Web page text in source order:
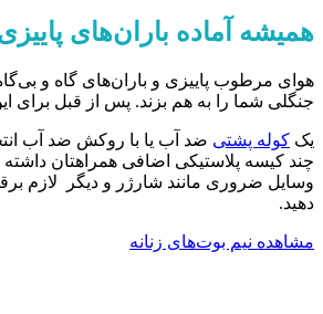
همیشه آماده باران‌های
هوای مرطوب پاییزی و باران‌های گاه و
جنگلی شما را به هم بزند. پس از قبل برای
یک کوله پشتی ضد آب یا با روکش ضد آب
چند کیسه پلاستیکی اضافی همراهتان داشته
وسایل ضروری مانند شارژر و دیگر لازم
دهید.
مشاهده نیم بوت‌های زنانه